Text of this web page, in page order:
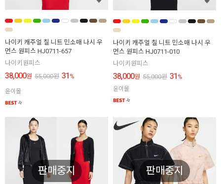
나이키 캐주얼 칠 니트 민소매 나시 우
먼스 원피스 HJ0711-657
나이키원피스
38,000원 55,000원 31 %
윤이몰
나이키 캐주얼 칠 니트 민소매 나시 우
먼스 원피스 HJ0711-010
나이키원피스
38,000원 55,000원 31 %
윤이몰
판매중지 판매중지